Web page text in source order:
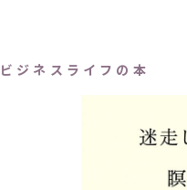
ビジネスライフの本